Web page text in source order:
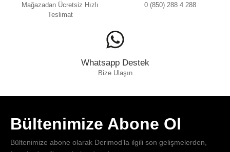
Mağazadan Ücretsiz Hızlı
Teslimat
0 (850) 288 4 288
Whatsapp Destek
Bize Ulaşın
Bültenimize Abone Ol
Bültenimize abone olarak Derimod’la ilgili son gelişmelerden,